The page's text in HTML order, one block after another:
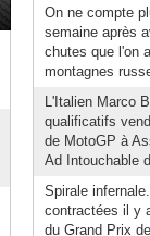
On ne compte
semaine après
chutes que l'on
montagnes
L'Italien Marco
qualificatifs
de MotoGP à
Ad Intouchable
Spirale
contractées il y
du Grand Prix